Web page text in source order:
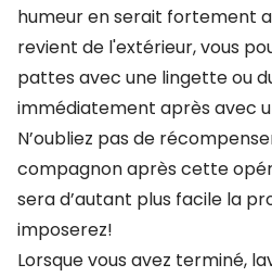
humeur en serait fortement
revient de l'extérieur, vous
pattes avec une lingette ou
immédiatement après avec
N’oubliez pas de
compagnon après cette
sera d’autant plus facile la
imposerez!
Lorsque vous avez terminé,